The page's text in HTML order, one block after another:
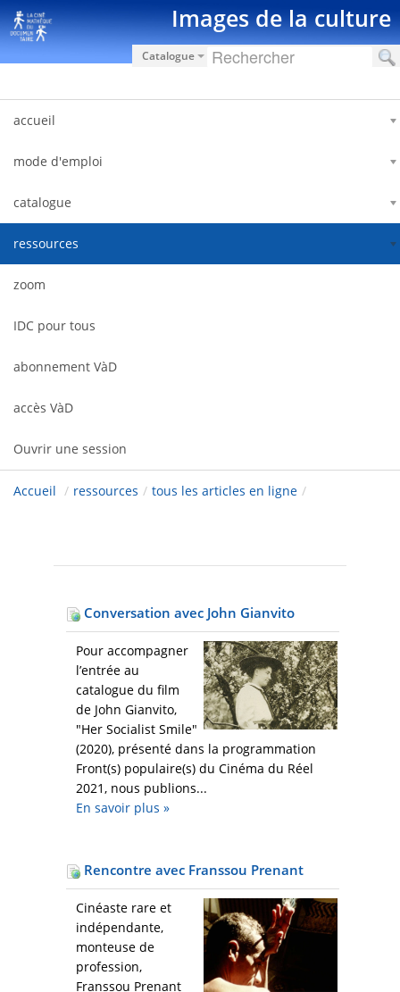
Saut au contenu Images de la culture
Catalogue
accueil
mode d'emploi
catalogue
ressources
zoom
IDC pour tous
abonnement VàD
accès VàD
Ouvrir une session
Accueil / ressources / tous les articles en ligne /
Conversation avec John Gianvito
Pour accompagner
l’entrée au
catalogue du film
de John Gianvito,
"Her Socialist Smile"
(2020), présenté dans la programmation
Front(s) populaire(s) du Cinéma du Réel
2021, nous publions...
En savoir plus »
Rencontre avec Franssou Prenant
Cinéaste rare et
indépendante,
monteuse de
profession,
Franssou Prenant